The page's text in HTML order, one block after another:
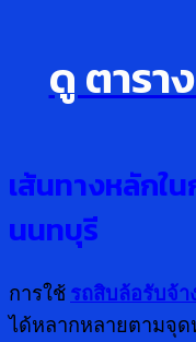
ดู ตารา
เส้นทางหลักใ
นนทบุรี
การใช้ รถสิบล้อรับจ้
ได้หลากหลายตามจุด